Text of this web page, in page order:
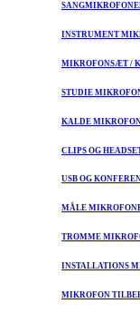
INSTRUMENT
MIKROFONSÆT /
STUDIE
KALDE
CLIPS OG
USB OG
MÅLE
TROMME
INSTALLATIONS
MIKROFON